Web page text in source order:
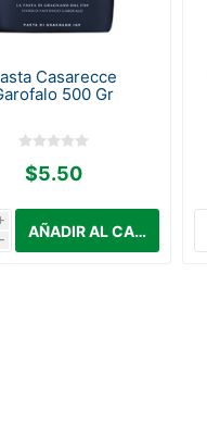
Casarecce
500 Gr
$5.50